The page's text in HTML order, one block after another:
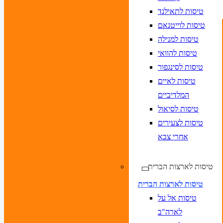
טיסות לתאילנד
טיסות לוייטנאם
טיסות למנילה
טיסות להוואי
טיסות לסינגפור
טיסות לאיים
המלדיביים
טיסות לסיאול
טיסות לצעירים
אחרי צבא
טיסות לארצות הברית
טיסות לארצות הברית
טיסות אל על
לארה"ב